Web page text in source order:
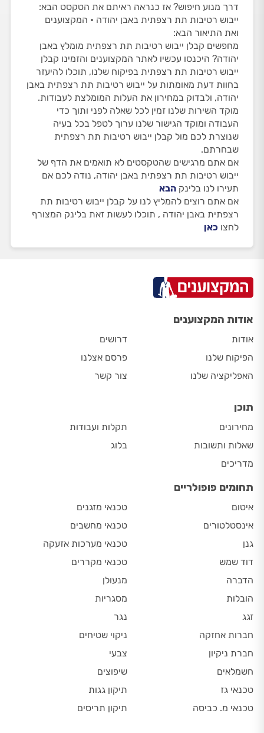
דרך מנוע חיפוש? אז כנראה ראיתם את הטקסט הבא:
ייבוש רטיבות תת רצפתית באבן יהודה • המקצוענים
ואת התיאור הבא:
מחפשים קבלן ייבוש רטיבות תת רצפתית מומלץ באבן
יהודה? היכנסו עכשיו לאתר המקצוענים והזמינו קבלן
ייבוש רטיבות תת רצפתית בפיקוח שלנו, תוכלו להיעזר
בחוות דעת מאומתות על ייבוש רטיבות תת רצפתית באבן
יהודה, ולבדוק במחירון את העלות המומלצת לעבודות.
מוקד השירות שלנו זמין לכל שאלה לפני ותוך כדי
העבודה ומוקד הגישור שלנו ערוך לטפל בכל בעיה
שנוצרת לכם מול קבלן ייבוש רטיבות תת רצפתית
שבחרתם.
אם אתם מרגישים שהטקסטים לא תואמים את הדף של
ייבוש רטיבות תת רצפתית באבן יהודה, נודה לכם אם
תעירו לנו בלינק הבא
אם אתם רוצים להמליץ לנו על קבלן ייבוש רטיבות תת
רצפתית באבן יהודה , תוכלו לעשות זאת בלינק המצורף
לחצו כאן
אודות המקצוענים
אודות
הפיקוח שלנו
האפליקציה שלנו
דרושים
פרסם אצלנו
צור קשר
תוכן
מחירונים
שאלות ותשובות
מדריכים
תקלות ועבודות
בלוג
תחומים פופולריים
איטום
אינסטלטורים
גנן
דוד שמש
הדברה
הובלות
זגג
חברות אחזקה
חברת ניקיון
חשמלאים
טכנאי גז
טכנאי מ. כביסה
טכנאי מזגנים
טכנאי מחשבים
טכנאי מערכות אזעקה
טכנאי מקררים
מנעולן
מסגריות
נגר
ניקוי שטיחים
צבעי
שיפוצים
תיקון גגות
תיקון תריסים